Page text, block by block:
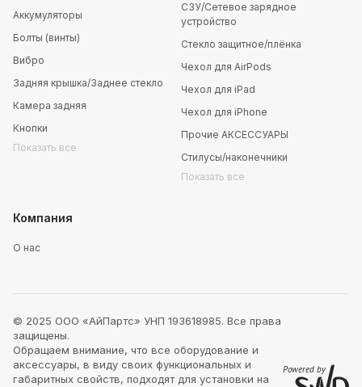
Аккумуляторы
Болты (винты)
Вибро
Задняя крышка/Заднее стекло
Камера задняя
Кнопки
Показать все
СЗУ/Сетевое зарядное
устройство
Стекло защитное/плёнка
Чехол для AirPods
Чехол для iPad
Чехол для iPhone
Прочие АКСЕССУАРЫ
Стилусы/наконечники
Показать все
Компания
О нас
© 2025 ООО «АйПартс» УНП 193618985. Все права
защищены.
Обращаем внимание, что все оборудование и
аксессуары, в виду своих функциональных и
габаритных свойств, подходят для установки на